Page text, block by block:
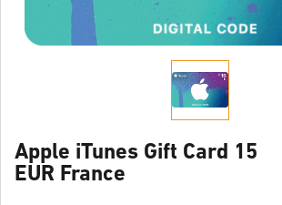
Apple iTunes Gift Card 15
EUR France